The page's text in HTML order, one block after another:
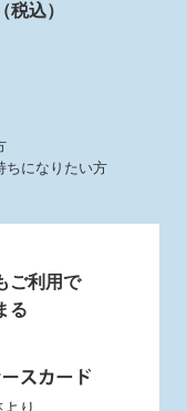
込）
ちになりたい方
ご利用で
る